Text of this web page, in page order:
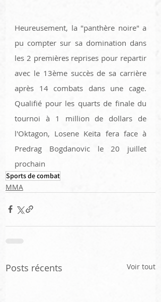
Heureusement, la "panthère noire" a
pu compter sur sa domination dans
les 2 premières reprises pour repartir
avec le 13ème succès de sa carrière
après 14 combats dans une cage.
Qualifié pour les quarts de finale du
tournoi à 1 million de dollars de
l'Oktagon, Losene Keita fera face à
Predrag Bogdanovic le 20 juillet
prochain
Sports de combat
MMA
Posts récents Voir tout